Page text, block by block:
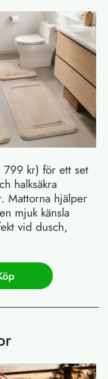
kr) för ett set
halksäkra
Mattorna hjälper
mjuk känsla
vid dusch,